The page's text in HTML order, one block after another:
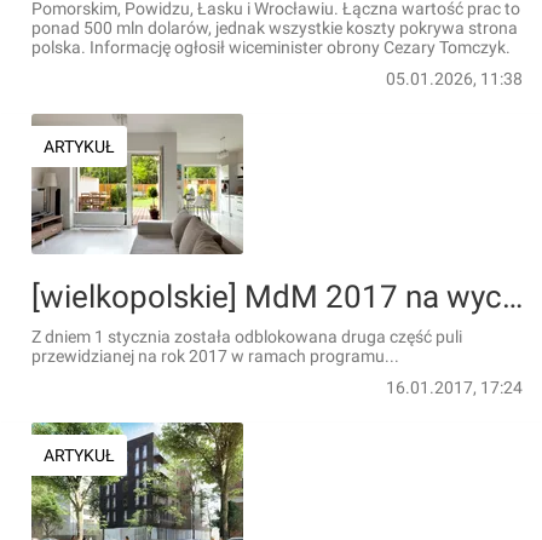
Pomorskim, Powidzu, Łasku i Wrocławiu. Łączna wartość prac to
ponad 500 mln dolarów, jednak wszystkie koszty pokrywa strona
polska. Informację ogłosił wiceminister obrony Cezary Tomczyk.
05.01.2026, 11:38
ARTYKUŁ
[wielkopolskie] MdM 2017 na wyczerpaniu
Z dniem 1 stycznia została odblokowana druga część puli
przewidzianej na rok 2017 w ramach programu...
16.01.2017, 17:24
ARTYKUŁ